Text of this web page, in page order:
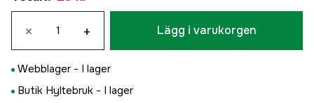
× + Lägg i varukorgen
Webblager - I lager
Butik Hyltebruk - I lager